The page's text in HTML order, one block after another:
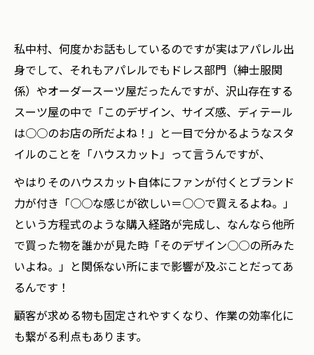
私中村、何度かお話もしているのですが実はアパレル出
身でして、それもアパレルでもドレス部門（紳士服関
係）やオーダースーツ屋だったんですが、沢山存在する
スーツ屋の中で「このデザイン、サイズ感、ディテール
は○○のお店の所だよね！」と一目で分かるようなスタ
イルのことを「ハウスカット」って言うんですが、
やはりそのハウスカット自体にファンが付くとブランド
力が付き「○○な感じが欲しい＝○○で買えるよね。」
という方程式のような購入経路が完成し、なんなら他所
で買った物を誰かが見た時「そのデザイン○○の所みた
いよね。」と関係ない所にまで影響が及ぶことだってあ
るんです！
顧客が求める物も固定されやすくなり、作業の効率化に
も繋がる利点もあります。